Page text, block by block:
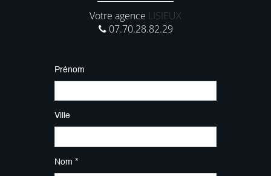
Votre agence LISIEUX
07.70.28.82.29
Prénom
Ville
Nom *